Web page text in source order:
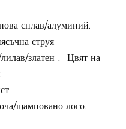
сплав/алуминий.
струя
златен﹒ Цвят на
щамповано лого.